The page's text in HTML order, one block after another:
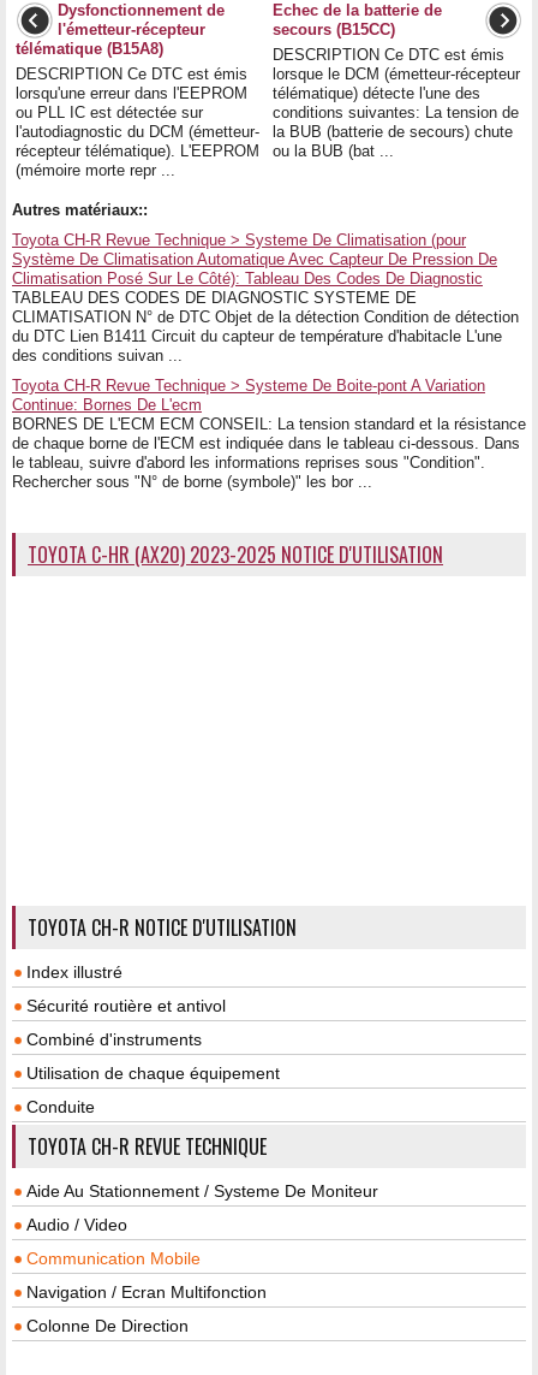
Dysfonctionnement de
l'émetteur-récepteur
télématique (B15A8)
DESCRIPTION Ce DTC est émis
lorsqu'une erreur dans l'EEPROM
ou PLL IC est détectée sur
l'autodiagnostic du DCM (émetteur-
récepteur télématique). L'EEPROM
(mémoire morte repr ...
Echec de la batterie de
secours (B15CC)
DESCRIPTION Ce DTC est émis
lorsque le DCM (émetteur-récepteur
télématique) détecte l'une des
conditions suivantes: La tension de
la BUB (batterie de secours) chute
ou la BUB (bat ...
Autres matériaux::
Toyota CH-R Revue Technique > Systeme De Climatisation (pour
Système De Climatisation Automatique Avec Capteur De Pression De
Climatisation Posé Sur Le Côté): Tableau Des Codes De Diagnostic
TABLEAU DES CODES DE DIAGNOSTIC SYSTEME DE
CLIMATISATION N° de DTC Objet de la détection Condition de détection
du DTC Lien B1411 Circuit du capteur de température d'habitacle L'une
des conditions suivan ...
Toyota CH-R Revue Technique > Systeme De Boite-pont A Variation
Continue: Bornes De L'ecm
BORNES DE L'ECM ECM CONSEIL: La tension standard et la résistance
de chaque borne de l'ECM est indiquée dans le tableau ci-dessous. Dans
le tableau, suivre d'abord les informations reprises sous "Condition".
Rechercher sous "N° de borne (symbole)" les bor ...
TOYOTA C-HR (AX20) 2023-2025 NOTICE D'UTILISATION
TOYOTA CH-R NOTICE D'UTILISATION
Index illustré
Sécurité routière et antivol
Combiné d'instruments
Utilisation de chaque équipement
Conduite
TOYOTA CH-R REVUE TECHNIQUE
Aide Au Stationnement / Systeme De Moniteur
Audio / Video
Communication Mobile
Navigation / Ecran Multifonction
Colonne De Direction